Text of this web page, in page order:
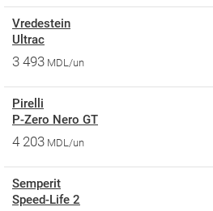
Vredestein
Ultrac
3 493 MDL/un
Pirelli
P-Zero Nero GT
4 203 MDL/un
Semperit
Speed-Life 2